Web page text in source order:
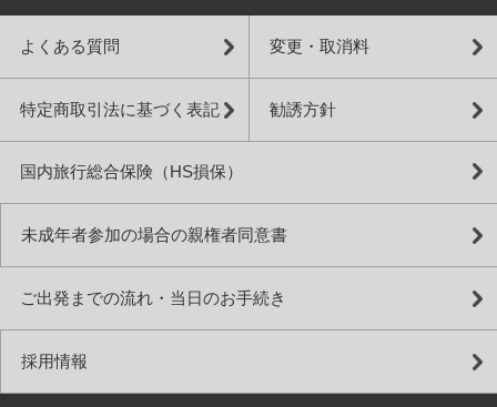
よくある質問 変更・取消料
特定商取引法に基づく表記 勧誘方針
国内旅行総合保険（HS損保）
未成年者参加の場合の親権者同意書
ご出発までの流れ・当日のお手続き
採用情報